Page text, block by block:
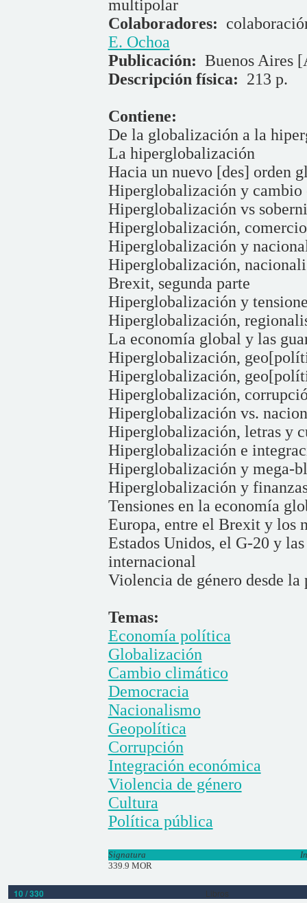
multipolar
Colaboradores:
E. Ochoa
Publicación: Buenos Aires
Descripción física: 213 p.
Contiene:
De la globalización a la
La hiperglobalización
Hacia un nuevo [des] orden
Hiperglobalización y
Hiperglobalización vs
Hiperglobalización,
Hiperglobalización y
Hiperglobalización,
Brexit, segunda parte
Hiperglobalización y
Hiperglobalización,
La economía global y las
Hiperglobalización,
Hiperglobalización,
Hiperglobalización,
Hiperglobalización vs.
Hiperglobalización, letras y
Hiperglobalización e
Hiperglobalización y mega-
Hiperglobalización y
Tensiones en la economía
Europa, entre el Brexit y los
Estados Unidos, el G-20 y
internacional
Violencia de género desde la
Temas:
Economía política
Globalización
Cambio climático
Democracia
Nacionalismo
Geopolítica
Corrupción
Integración económica
Violencia de género
Cultura
Política pública
Signatura
339.9 MOR
10 / 330 Libros